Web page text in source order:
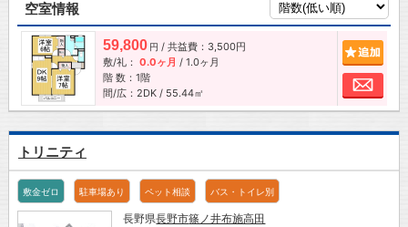
空室情報
59,800 円 / 共益費：3,500円
敷/礼： 0.0ヶ月 / 1.0ヶ月
階 数：1階
間/広：2DK / 55.44㎡
お
トリニティ
敷金ゼロ 駐車場あり ペット相談 バス・トイレ別
長野県長野市篠ノ井布施高田